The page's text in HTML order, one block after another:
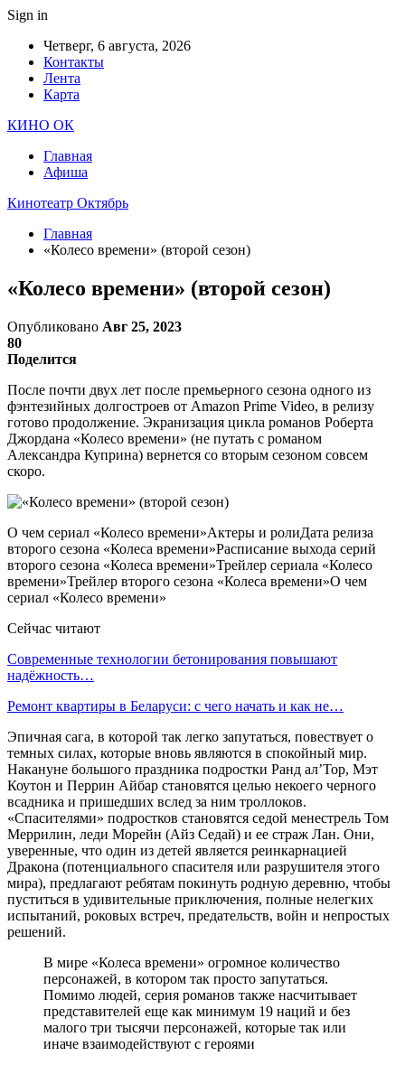
Sign in
Четверг, 6 августа, 2026
Контакты
Лента
Карта
КИНО ОК
Главная
Афиша
Кинотеатр Октябрь
Главная
«Колесо времени» (второй сезон)
«Колесо времени» (второй сезон)
Опубликовано Авг 25, 2023
80
Поделится
После почти двух лет после премьерного сезона одного из
фэнтезийных долгостроев от Amazon Prime Video, в релизу
готово продолжение. Экранизация цикла романов Роберта
Джордана «Колесо времени» (не путать с романом
Александра Куприна) вернется со вторым сезоном совсем
скоро.
О чем сериал «Колесо времени»Актеры и ролиДата релиза
второго сезона «Колеса времени»Расписание выхода серий
второго сезона «Колеса времени»Трейлер сериала «Колесо
времени»Трейлер второго сезона «Колеса времени»О чем
сериал «Колесо времени»
Сейчас читают
Современные технологии бетонирования повышают
надёжность…
Ремонт квартиры в Беларуси: с чего начать и как не…
Эпичная сага, в которой так легко запутаться, повествует о
темных силах, которые вновь являются в спокойный мир.
Накануне большого праздника подростки Ранд ал’Тор, Мэт
Коутон и Перрин Айбар становятся целью некоего черного
всадника и пришедших вслед за ним троллоков.
«Спасителями» подростков становятся седой менестрель Том
Меррилин, леди Морейн (Айз Седай) и ее страж Лан. Они,
уверенные, что один из детей является реинкарнацией
Дракона (потенциального спасителя или разрушителя этого
мира), предлагают ребятам покинуть родную деревню, чтобы
пуститься в удивительные приключения, полные нелегких
испытаний, роковых встреч, предательств, войн и непростых
решений.
В мире «Колеса времени» огромное количество
персонажей, в котором так просто запутаться.
Помимо людей, серия романов также насчитывает
представителей еще как минимум 19 наций и без
малого три тысячи персонажей, которые так или
иначе взаимодействуют с героями